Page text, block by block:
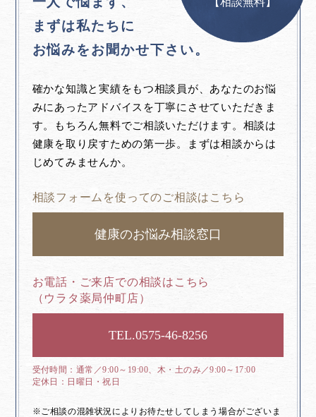
まずは私たちに
お悩みをお聞かせ下さい。
確かな知識と実績をもつ相談員が、あなたのお悩
みにあったアドバイスを丁寧にさせていただきま
す。もちろん無料でご相談いただけます。相談は
健康を取り戻すための第一歩。まずは相談からは
じめてみませんか。
相談フォームを使ってのご相談はこちら
健康のお悩み相談窓口
お電話・ご来店での相談はこちら
（ウラタ薬局仲町店）
0575-46-8256
通常／9:00～19:00、木・土のみ／9:00～17:00
日曜日・祝日
※ご相談の混雑状況によりお待たせしてしまう場合がございま